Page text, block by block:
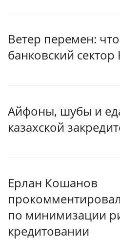
Ветер перемен:
банковский сектор
Айфоны, шубы и
казахской
Ерлан Кошанов
по минимизации
кредитовании